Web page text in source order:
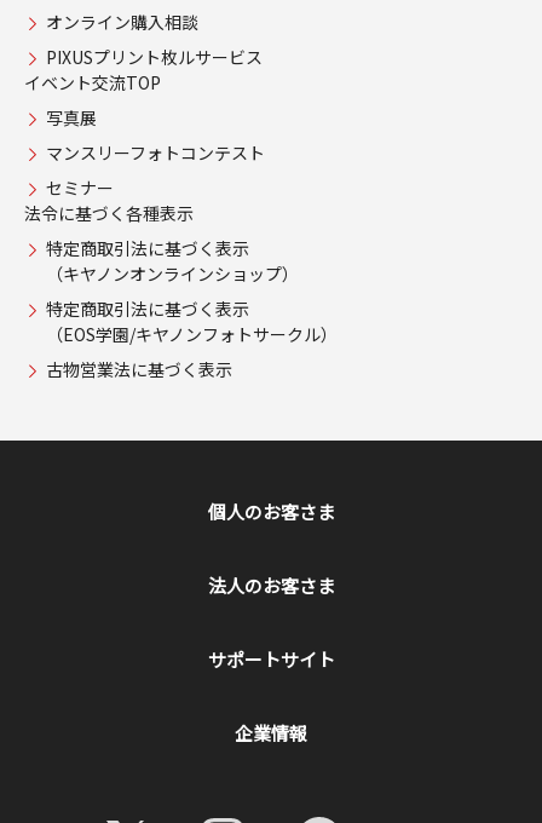
オンライン購入相談
PIXUSプリント枚ルサービス
イベント交流TOP
写真展
マンスリーフォトコンテスト
セミナー
法令に基づく各種表示
特定商取引法に基づく表示
（キヤノンオンラインショップ）
特定商取引法に基づく表示
（EOS学園/キヤノンフォトサークル）
古物営業法に基づく表示
個人のお客さま
法人のお客さま
サポートサイト
企業情報